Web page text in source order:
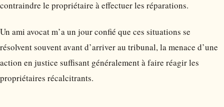
contraindre le propriétaire à effectuer les réparations.
Un ami avocat m’a un jour confié que ces situations se
résolvent souvent avant d’arriver au tribunal, la menace d’une
action en justice suffisant généralement à faire réagir les
propriétaires récalcitrants.